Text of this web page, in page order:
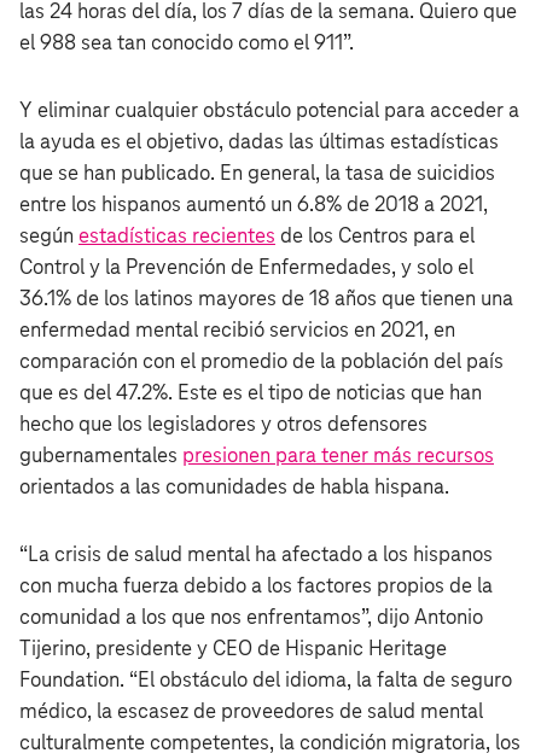
las 24 horas del día, los 7 días de la semana. Quiero que
el 988 sea tan conocido como el 911”.
Y eliminar cualquier obstáculo potencial para acceder a
la ayuda es el objetivo, dadas las últimas estadísticas
que se han publicado. En general, la tasa de suicidios
entre los hispanos aumentó un 6.8% de 2018 a 2021,
según estadísticas recientes de los Centros para el
Control y la Prevención de Enfermedades, y solo el
36.1% de los latinos mayores de 18 años que tienen una
enfermedad mental recibió servicios en 2021, en
comparación con el promedio de la población del país
que es del 47.2%. Este es el tipo de noticias que han
hecho que los legisladores y otros defensores
gubernamentales presionen para tener más recursos
orientados a las comunidades de habla hispana.
“La crisis de salud mental ha afectado a los hispanos
con mucha fuerza debido a los factores propios de la
comunidad a los que nos enfrentamos”, dijo Antonio
Tijerino, presidente y CEO de Hispanic Heritage
Foundation. “El obstáculo del idioma, la falta de seguro
médico, la escasez de proveedores de salud mental
culturalmente competentes, la condición migratoria, los